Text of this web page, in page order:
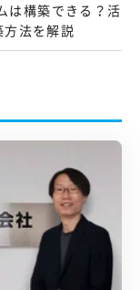
構築できる？活
法を解説